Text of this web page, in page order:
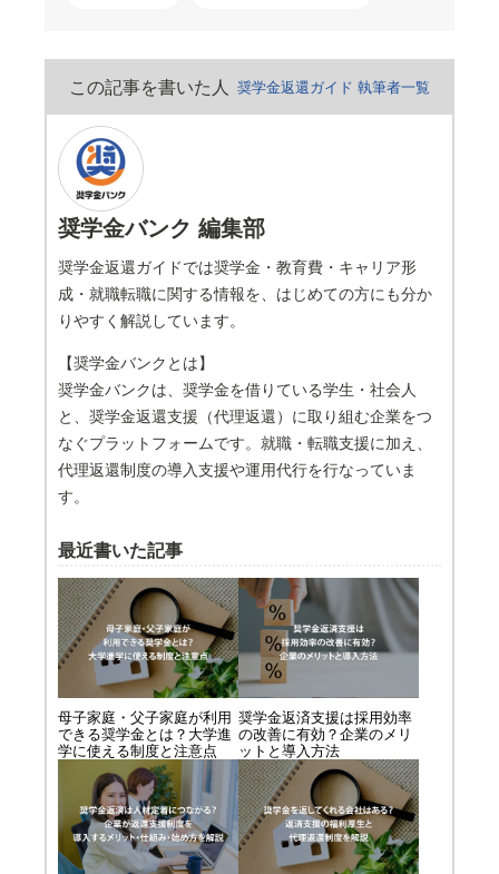
この記事を書いた人 奨学金返還ガイド 執筆者一覧
奨学金バンク 編集部
奨学金返還ガイドでは奨学金・教育費・キャリア形
成・就職転職に関する情報を、はじめての方にも分か
りやすく解説しています。
【奨学金バンクとは】
奨学金バンクは、奨学金を借りている学生・社会人
と、奨学金返還支援（代理返還）に取り組む企業をつ
なぐプラットフォームです。就職・転職支援に加え、
代理返還制度の導入支援や運用代行を行なっていま
す。
最近書いた記事
母子家庭・父子家庭が利用
できる奨学金とは？大学進
学に使える制度と注意点
奨学金返済支援は採用効率
の改善に有効？企業のメリ
ットと導入方法